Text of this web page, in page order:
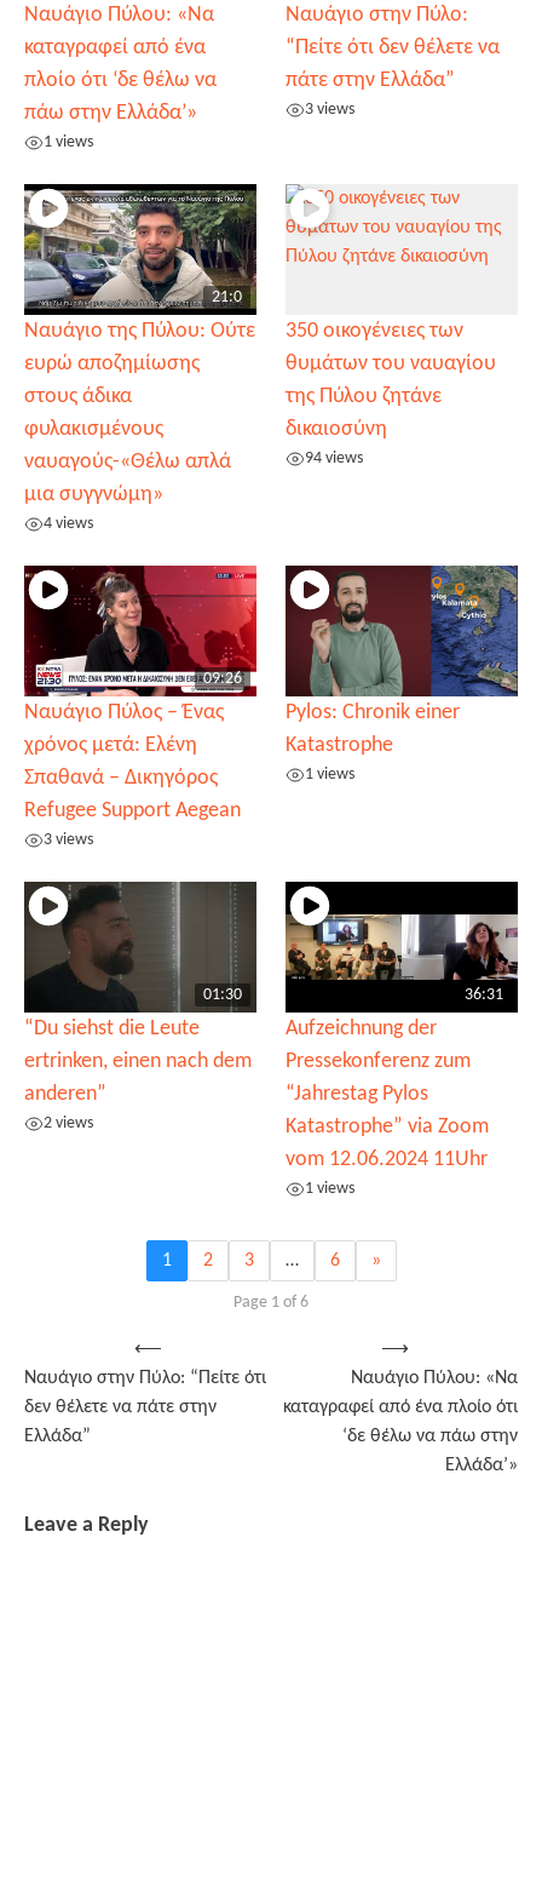
Ναυάγιο Πύλου: «Να
καταγραφεί από ένα
πλοίο ότι ‘δε θέλω να
πάω στην Ελλάδα’»
1 views
Ναυάγιο στην Πύλο:
“Πείτε ότι δεν θέλετε να
πάτε στην Ελλάδα”
3 views
21:0
Ναυάγιο της Πύλου: Ούτε
ευρώ αποζημίωσης
στους άδικα
φυλακισμένους
ναυαγούς-«Θέλω απλά
μια συγγνώμη»
4 views
350 οικογένειες των
θυμάτων του ναυαγίου
της Πύλου ζητάνε
δικαιοσύνη
94 views
09:26
Ναυάγιο Πύλος – Ένας
χρόνος μετά: Ελένη
Σπαθανά – Δικηγόρος
Refugee Support Aegean
3 views
Pylos: Chronik einer
Katastrophe
1 views
01:30
“Du siehst die Leute
ertrinken, einen nach dem
anderen”
2 views
36:31
Aufzeichnung der
Pressekonferenz zum
“Jahrestag Pylos
Katastrophe” via Zoom
vom 12.06.2024 11Uhr
1 views
1 2 3 … 6 »
Page 1 of 6
navigation
⟵
Ναυάγιο στην Πύλο: “Πείτε ότι
δεν θέλετε να πάτε στην
Ελλάδα”
Ναυάγιο Πύλου: «Να
καταγραφεί από ένα πλοίο ότι
‘δε θέλω να πάω στην
Ελλάδα’»
⟶
Leave a Reply